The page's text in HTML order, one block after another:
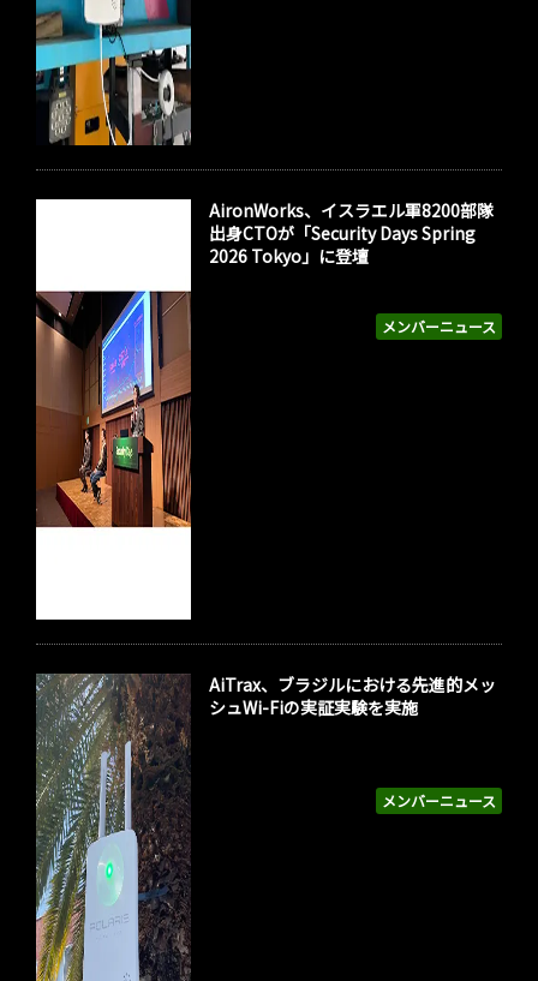
メンバーニュース
AironWorks、イスラエル軍8200部隊
出身CTOが「Security Days Spring
2026 Tokyo」に登壇
メンバーニュース
AiTrax、ブラジルにおける先進的メッ
シュWi-Fiの実証実験を実施